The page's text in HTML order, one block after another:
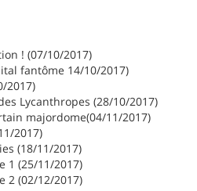
! (07/10/2017)
fantôme 14/10/2017)
2017)
Lycanthropes (28/10/2017)
majordome(04/11/2017)
2017)
(18/11/2017)
1 (25/11/2017)
2 (02/12/2017)